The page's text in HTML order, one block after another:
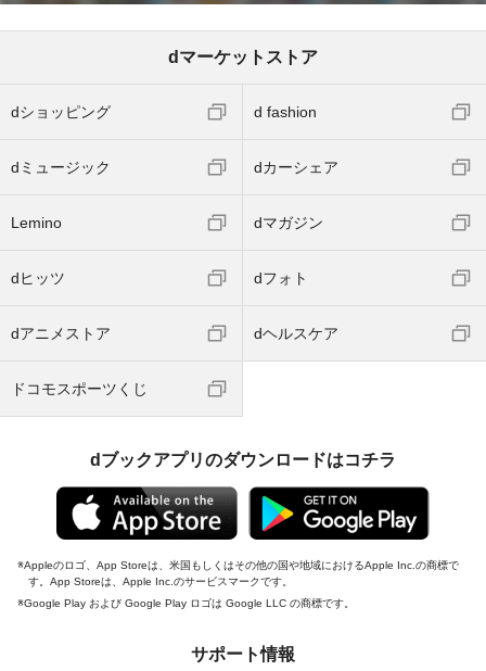
dマーケットストア
dショッピング d fashion
dミュージック dカーシェア
Lemino dマガジン
dヒッツ dフォト
dアニメストア dヘルスケア
ドコモスポーツくじ
dブックアプリのダウンロードはコチラ
Appleのロゴ、App Storeは、米国もしくはその他の国や地域におけるApple Inc.の商標で
す。App Storeは、Apple Inc.のサービスマークです。
Google Play および Google Play ロゴは Google LLC の商標です。
サポート情報